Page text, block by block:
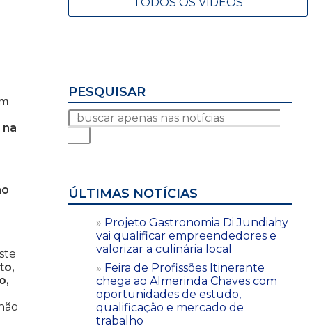
PESQUISAR
ÚLTIMAS NOTÍCIAS
Projeto Gastronomia Di Jundiahy
vai qualificar empreendedores e
valorizar a culinária local
Feira de Profissões Itinerante
chega ao Almerinda Chaves com
oportunidades de estudo,
qualificação e mercado de
trabalho